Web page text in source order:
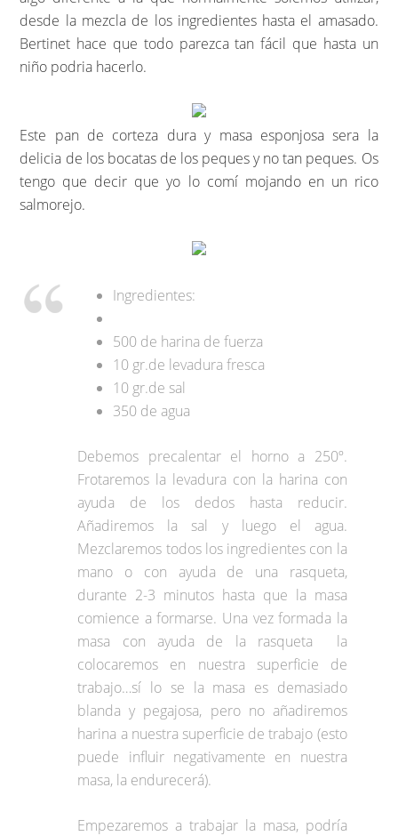
desde la mezcla de los ingredientes hasta el amasado.
Bertinet hace que todo parezca tan fácil que hasta un
niño podria hacerlo.
Este pan de corteza dura y masa esponjosa sera la
delicia de los bocatas de los peques y no tan peques. Os
tengo que decir que yo lo comí mojando en un rico
salmorejo.
Ingredientes:
500 de harina de fuerza
10 gr.de levadura fresca
10 gr.de sal
350 de agua
Debemos precalentar el horno a 250º.
Frotaremos la levadura con la harina con
ayuda de los dedos hasta reducir.
Añadiremos la sal y luego el agua.
Mezclaremos todos los ingredientes con la
mano o con ayuda de una rasqueta,
durante 2-3 minutos hasta que la masa
comience a formarse. Una vez formada la
masa con ayuda de la rasqueta la
colocaremos en nuestra superficie de
trabajo…sí lo se la masa es demasiado
blanda y pegajosa, pero no añadiremos
harina a nuestra superficie de trabajo (esto
puede influir negativamente en nuestra
masa, la endurecerá).
Empezaremos a trabajar la masa, podría